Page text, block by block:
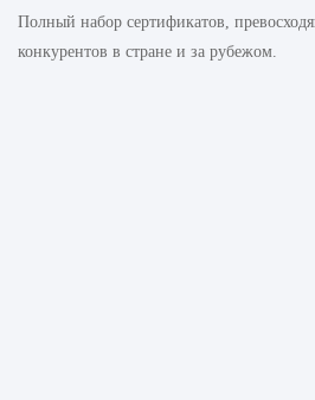
Полный набор сертификатов,
конкурентов в стране и за рубежом.